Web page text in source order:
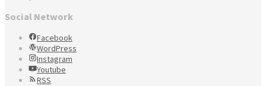
Social Network
Facebook
WordPress
Instagram
Youtube
RSS